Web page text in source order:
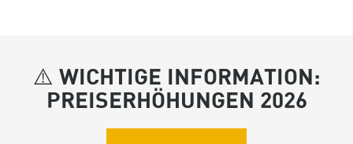
⚠️ WICHTIGE INFORMATION:
PREISERHÖHUNGEN 2026